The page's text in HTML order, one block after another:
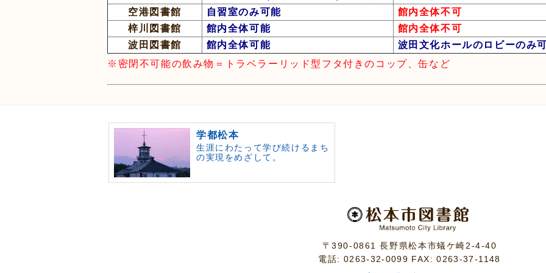
空港図書館
自習室のみ可能
館内全体不可
梓川図書館
館内全体可能
館内全体不可
波田図書館
館内全体可能
波田文化ホールのロビーのみ
※密閉不可能の飲み物＝トラベラーリッド型フタ付きのコップ、缶など
学都松本
生涯にわたって学び続けるまち
の実現をめざして。
〒390-0861 長野県松本市蟻ケ崎2-4-40
電話: 0263-32-0099 FAX: 0263-37-1148